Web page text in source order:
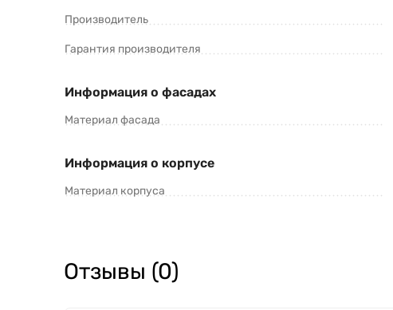
Производитель
Гарантия производителя
Информация о фасадах
Материал фасада
Информация о корпусе
Материал корпуса
Отзывы (0)